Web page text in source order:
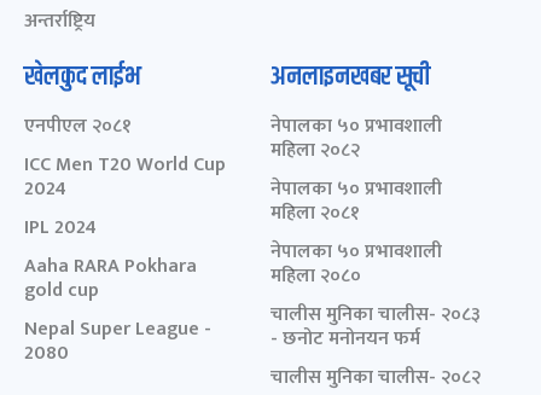
अन्तर्राष्ट्रिय
खेलकुद लाईभ
एनपीएल २०८१
ICC Men T20 World Cup
2024
IPL 2024
Aaha RARA Pokhara
gold cup
Nepal Super League -
2080
अनलाइनखबर सूची
नेपालका ५० प्रभावशाली
महिला २०८२
नेपालका ५० प्रभावशाली
महिला २०८१
नेपालका ५० प्रभावशाली
महिला २०८०
चालीस मुनिका चालीस- २०८३
- छनोट मनोनयन फर्म
चालीस मुनिका चालीस- २०८२